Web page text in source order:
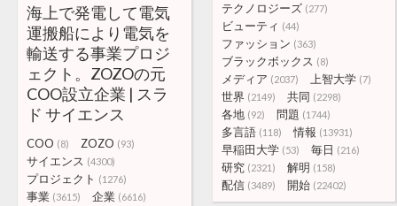
テクノロジーズ (277)
ビューティ (44)
ファッション (363)
ブラックボックス (8)
メディア (2037) 上智大学 (7)
世界 (2149) 共同 (2298)
各地 (92) 問題 (1744)
多言語 (118) 情報 (13931)
早稲田大学 (53) 毎日 (216)
研究 (2321) 解明 (158)
配信 (3489) 開始 (22402)
海上で発電して電気
運搬船により電気を
輸送する事業プロジ
ェクト。ZOZOの元
COO設立企業 | スラ
ド サイエンス
COO (8) ZOZO (93)
サイエンス (4300)
プロジェクト (1276)
事業 (3615) 企業 (6616)